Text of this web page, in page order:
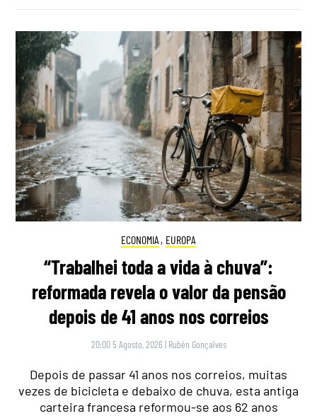
ECONOMIA , EUROPA
“Trabalhei toda a vida à chuva”:
reformada revela o valor da pensão
depois de 41 anos nos correios
20:00 5 Agosto, 2026 | Rubén Gonçalves
Depois de passar 41 anos nos correios, muitas
vezes de bicicleta e debaixo de chuva, esta antiga
carteira francesa reformou-se aos 62 anos